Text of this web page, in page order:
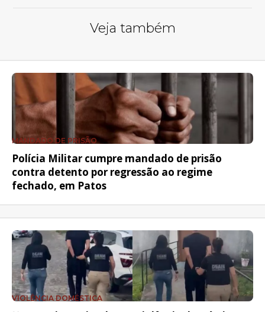
Veja também
MANDADO DE PRISÃO
Polícia Militar cumpre mandado de prisão
contra detento por regressão ao regime
fechado, em Patos
VIOLÊNCIA DOMÉSTICA